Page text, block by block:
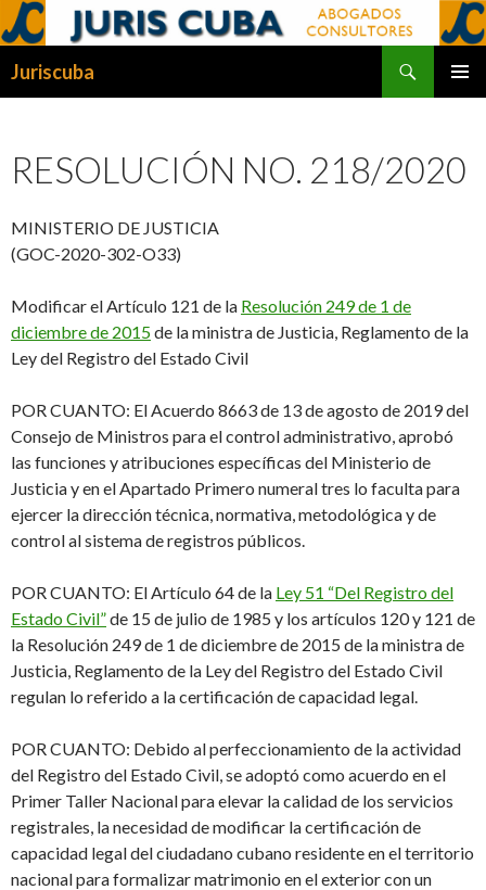
Juriscuba
RESOLUCIÓN NO. 218/2020
MINISTERIO DE JUSTICIA
(GOC-2020-302-O33)
Modificar el Artículo 121 de la Resolución 249 de 1 de
diciembre de 2015de la ministra de Justicia, Reglamento de la
Ley del Registro del Estado Civil
POR CUANTO: El Acuerdo 8663 de 13 de agosto de 2019 del
Consejo de Ministros para el control administrativo, aprobó
las funciones y atribuciones específicas del Ministerio de
Justicia y en el Apartado Primero numeral tres lo faculta para
ejercer la dirección técnica, normativa, metodológica y de
control al sistema de registros públicos.
POR CUANTO: El Artículo 64 de la Ley 51 “Del Registro del
Estado Civil”de 15 de julio de 1985 y los artículos 120 y 121 de
la Resolución 249 de 1 de diciembre de 2015 de la ministra de
Justicia, Reglamento de la Ley del Registro del Estado Civil
regulan lo referido a la certificación de capacidad legal.
POR CUANTO: Debido al perfeccionamiento de la actividad
del Registro del Estado Civil, se adoptó como acuerdo en el
Primer Taller Nacional para elevar la calidad de los servicios
registrales, la necesidad de modificar la certificación de
capacidad legal del ciudadano cubano residente en el territorio
nacional para formalizar matrimonio en el exterior con un